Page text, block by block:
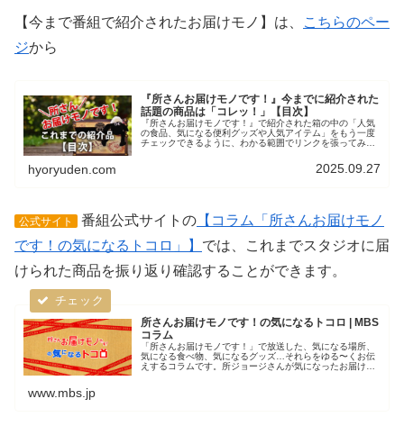
【今まで番組で紹介されたお届けモノ】は、
こちらのペー
ジから
『所さんお届けモノです！』今までに紹介された
話題の商品は「コレッ！」【目次】
『所さんお届けモノです！』で紹介された箱の中の「人気
の食品、気になる便利グッズや人気アイテム」をもう一度
チェックできるように、わかる範囲でリンクを張ってみま
hyoryuden.com 2025.09.27
公式サイト 番組公式サイトの 【コラム「所さんお届けモノ
です！の気になるトコロ」】 では、これまでスタジオに届
けられた商品を振り返り確認することができます。
所さんお届けモノです！の気になるトコロ | MBS
コラム
「所さんお届けモノです！」で放送した、気になる場所、
気になる食べ物、気になるグッズ…それらをゆる〜くお伝
えするコラムです。所ジョージさんが気になったお届けモ
www.mbs.jp